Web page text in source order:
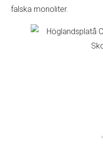
falska monoliter.